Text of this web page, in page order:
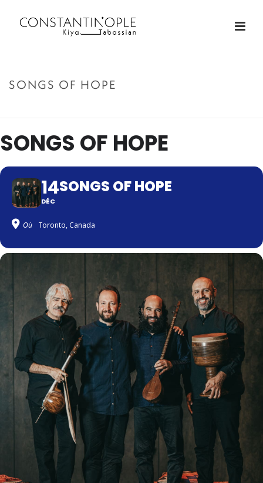
SONGS OF HOPE
SONGS OF HOPE
14
DÉC
SONGS OF HOPE
Où Toronto, Canada